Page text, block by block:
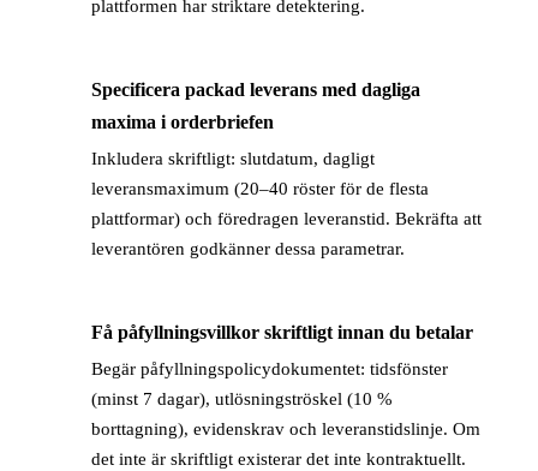
plattformen har striktare detektering.
Specificera packad leverans med dagliga
maxima i orderbriefen
Inkludera skriftligt: slutdatum, dagligt
leveransmaximum (20–40 röster för de flesta
plattformar) och föredragen leveranstid. Bekräfta att
leverantören godkänner dessa parametrar.
Få påfyllningsvillkor skriftligt innan du betalar
Begär påfyllningspolicydokumentet: tidsfönster
(minst 7 dagar), utlösningströskel (10 %
borttagning), evidenskrav och leveranstidslinje. Om
det inte är skriftligt existerar det inte kontraktuellt.